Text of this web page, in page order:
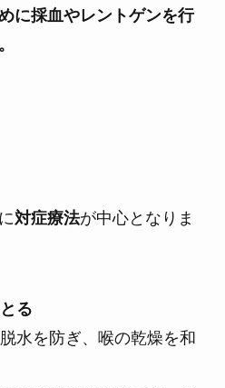
に採血やレントゲンを行
対症療法が中心となりま
る
水を防ぎ、喉の乾燥を和